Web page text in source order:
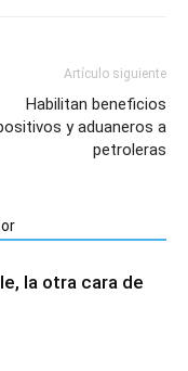
Artículo siguiente
Habilitan beneficios
y aduaneros a
petroleras
la otra cara de